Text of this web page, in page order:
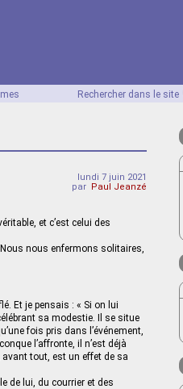
Rechercher dans le site
lundi 7 juin 2021
par Paul Jeanzé
et c’est celui des
nous enfermons solitaires,
Et je pensais : « Si on lui
sa modestie. Il se situe
fois pris dans l’événement,
l’affronte, il n’est déjà
avant tout, est un effet de sa
de lui, du courrier et des